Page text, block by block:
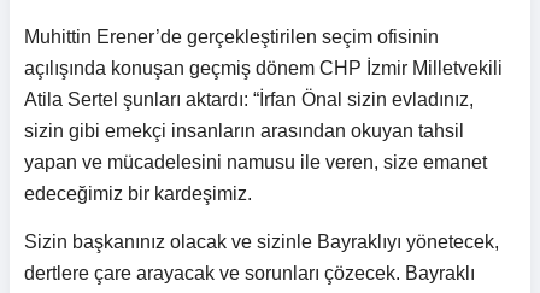
Muhittin Erener’de gerçekleştirilen seçim ofisinin
açılışında konuşan geçmiş dönem CHP İzmir Milletvekili
Atila Sertel şunları aktardı: “İrfan Önal sizin evladınız,
sizin gibi emekçi insanların arasından okuyan tahsil
yapan ve mücadelesini namusu ile veren, size emanet
edeceğimiz bir kardeşimiz.
Sizin başkanınız olacak ve sizinle Bayraklıyı yönetecek,
dertlere çare arayacak ve sorunları çözecek. Bayraklı